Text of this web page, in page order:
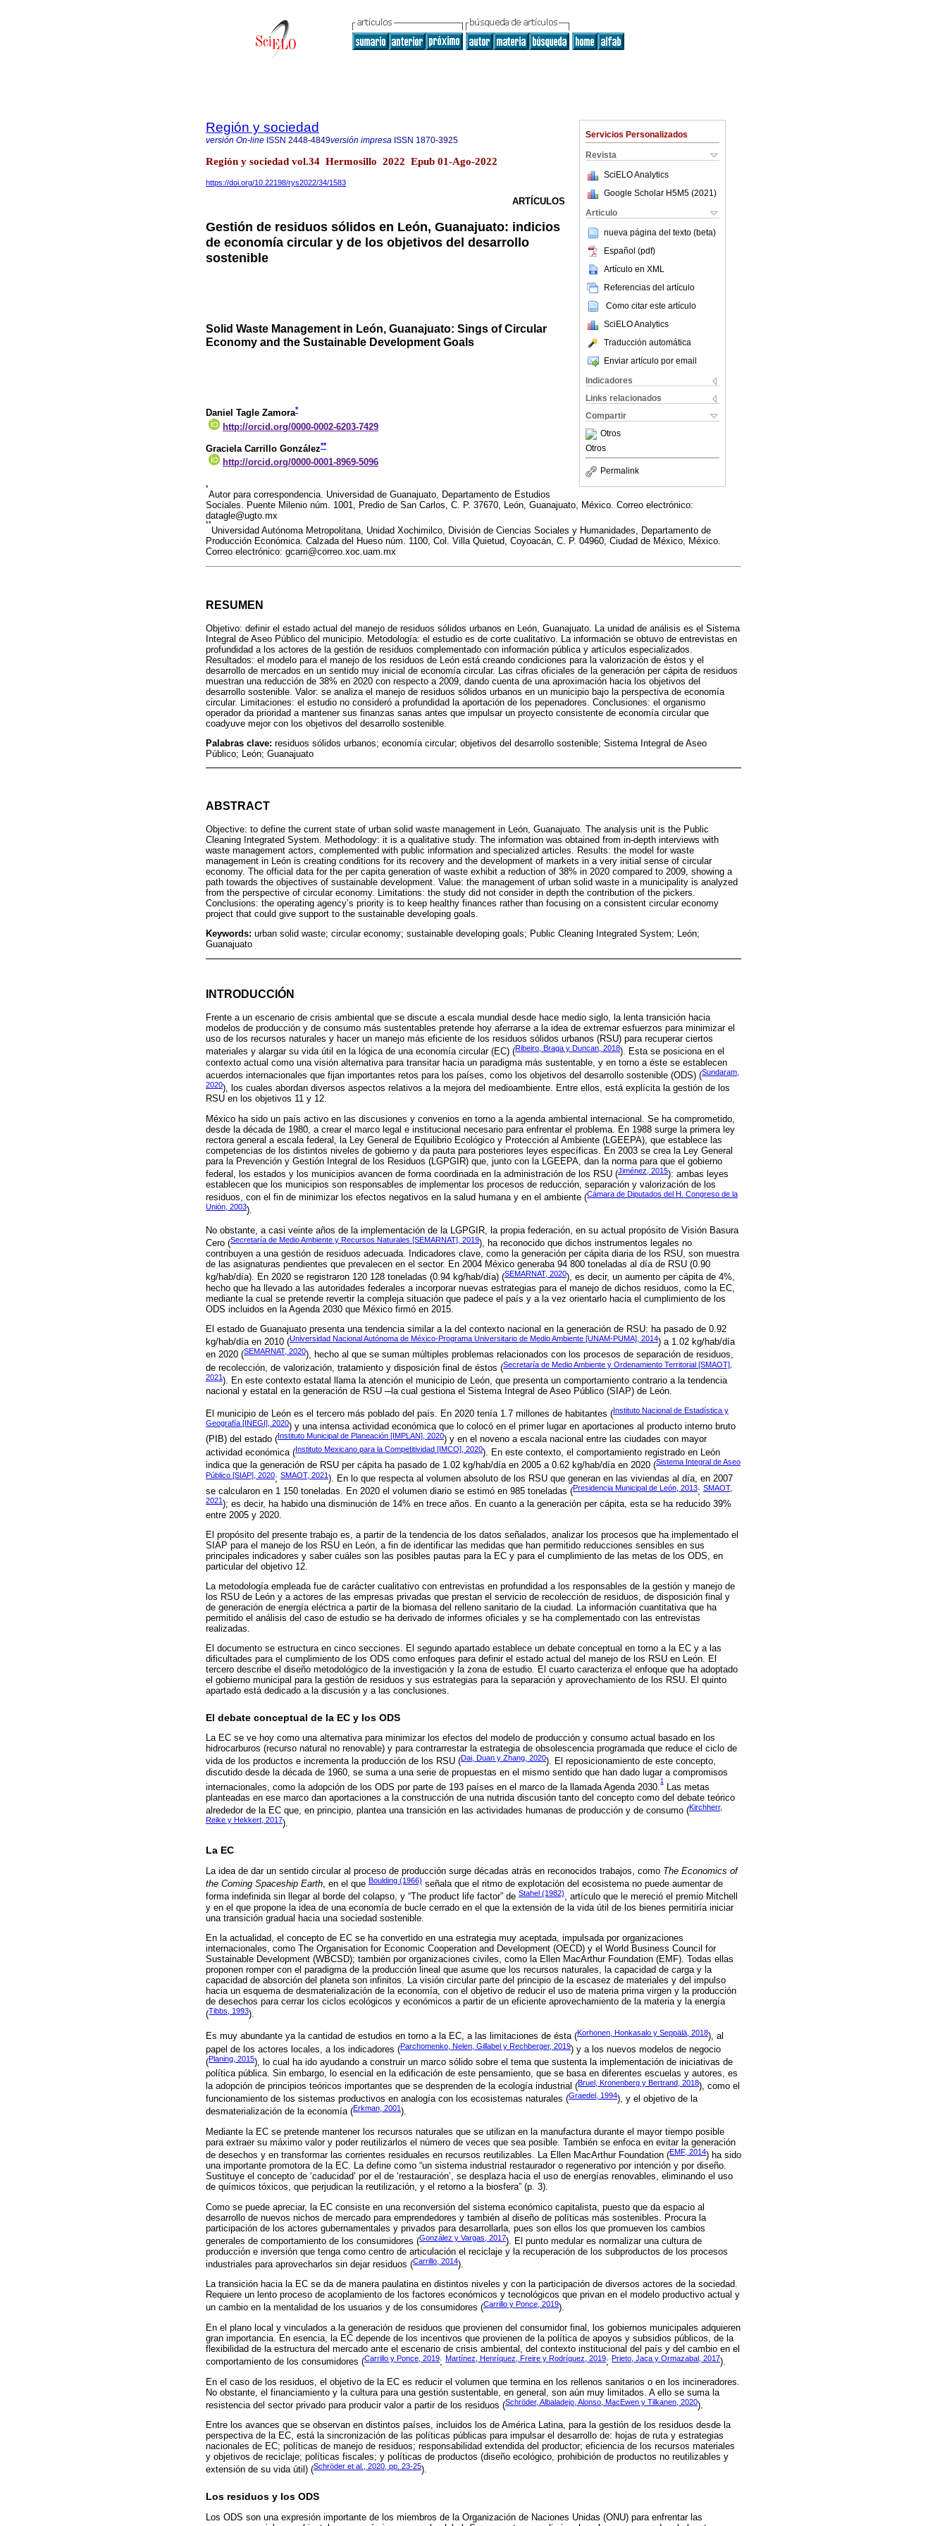
Servicios Personalizados
Revista
SciELO Analytics
Google Scholar H5M5 (2021 )
Articulo
nueva página del texto (beta)
Español (pdf)
Artículo en XML
Referencias del artículo
Como citar este artículo
SciELO Analytics
Traducción automática
Enviar artículo por email
Indicadores
Links relacionados
Compartir
Otros
Otros
Permalink
Región y sociedad
versión On-line ISSN 2448-4849versión impresa ISSN 1870-3925
Región y sociedad vol.34 Hermosillo 2022 Epub 01-Ago-2022
https://doi.org/10.22198/rys2022/34/1583
ARTÍCULOS
Gestión de residuos sólidos en León, Guanajuato: indicios
de economía circular y de los objetivos del desarrollo
sostenible
Solid Waste Management in León, Guanajuato: Sings of Circular
Economy and the Sustainable Development Goals
Daniel Tagle Zamora*
http://orcid.org/0000-0002-6203-7429
Graciela Carrillo González**
http://orcid.org/0000-0001-8969-5096
*
Autor para correspondencia. Universidad de Guanajuato, Departamento de Estudios
Sociales. Puente Milenio núm. 1001, Predio de San Carlos, C. P. 37670, León, Guanajuato, México. Correo electrónico:
datagle@ugto.mx
**
Universidad Autónoma Metropolitana, Unidad Xochimilco, División de Ciencias Sociales y Humanidades, Departamento de
Producción Económica. Calzada del Hueso núm. 1100, Col. Villa Quietud, Coyoacán, C. P. 04960, Ciudad de México, México.
Correo electrónico: gcarri@correo.xoc.uam.mx
RESUMEN
Objetivo: definir el estado actual del manejo de residuos sólidos urbanos en León, Guanajuato. La unidad de análisis es el Sistema
Integral de Aseo Público del municipio. Metodología: el estudio es de corte cualitativo. La información se obtuvo de entrevistas en
profundidad a los actores de la gestión de residuos complementado con información pública y artículos especializados.
Resultados: el modelo para el manejo de los residuos de León está creando condiciones para la valorización de éstos y el
desarrollo de mercados en un sentido muy inicial de economía circular. Las cifras oficiales de la generación per cápita de residuos
muestran una reducción de 38% en 2020 con respecto a 2009, dando cuenta de una aproximación hacia los objetivos del
desarrollo sostenible. Valor: se analiza el manejo de residuos sólidos urbanos en un municipio bajo la perspectiva de economía
circular. Limitaciones: el estudio no consideró a profundidad la aportación de los pepenadores. Conclusiones: el organismo
operador da prioridad a mantener sus finanzas sanas antes que impulsar un proyecto consistente de economía circular que
coadyuve mejor con los objetivos del desarrollo sostenible.
Palabras clave: residuos sólidos urbanos; economía circular; objetivos del desarrollo sostenible; Sistema Integral de Aseo
Público; León; Guanajuato
ABSTRACT
Objective: to define the current state of urban solid waste management in León, Guanajuato. The analysis unit is the Public
Cleaning Integrated System. Methodology: it is a qualitative study. The information was obtained from in-depth interviews with
waste management actors, complemented with public information and specialized articles. Results: the model for waste
management in León is creating conditions for its recovery and the development of markets in a very initial sense of circular
economy. The official data for the per capita generation of waste exhibit a reduction of 38% in 2020 compared to 2009, showing a
path towards the objectives of sustainable development. Value: the management of urban solid waste in a municipality is analyzed
from the perspective of circular economy. Limitations: the study did not consider in depth the contribution of the pickers.
Conclusions: the operating agency’s priority is to keep healthy finances rather than focusing on a consistent circular economy
project that could give support to the sustainable developing goals.
Keywords: urban solid waste; circular economy; sustainable developing goals; Public Cleaning Integrated System; León;
Guanajuato
INTRODUCCIÓN
Frente a un escenario de crisis ambiental que se discute a escala mundial desde hace medio siglo, la lenta transición hacia
modelos de producción y de consumo más sustentables pretende hoy aferrarse a la idea de extremar esfuerzos para minimizar el
uso de los recursos naturales y hacer un manejo más eficiente de los residuos sólidos urbanos (RSU) para recuperar ciertos
materiales y alargar su vida útil en la lógica de una economía circular (EC) (Ribeiro, Braga y Duncan, 2018). Esta se posiciona en el
contexto actual como una visión alternativa para transitar hacia un paradigma más sustentable, y en torno a éste se establecen
acuerdos internacionales que fijan importantes retos para los países, como los objetivos del desarrollo sostenible (ODS) (Sundaram,
2020), los cuales abordan diversos aspectos relativos a la mejora del medioambiente. Entre ellos, está explícita la gestión de los
RSU en los objetivos 11 y 12.
México ha sido un país activo en las discusiones y convenios en torno a la agenda ambiental internacional. Se ha comprometido,
desde la década de 1980, a crear el marco legal e institucional necesario para enfrentar el problema. En 1988 surge la primera ley
rectora general a escala federal, la Ley General de Equilibrio Ecológico y Protección al Ambiente (LGEEPA), que establece las
competencias de los distintos niveles de gobierno y da pauta para posteriores leyes específicas. En 2003 se crea la Ley General
para la Prevención y Gestión Integral de los Residuos (LGPGIR) que, junto con la LGEEPA, dan la norma para que el gobierno
federal, los estados y los municipios avancen de forma coordinada en la administración de los RSU (Jiménez, 2015): ambas leyes
establecen que los municipios son responsables de implementar los procesos de reducción, separación y valorización de los
residuos, con el fin de minimizar los efectos negativos en la salud humana y en el ambiente (Cámara de Diputados del H. Congreso de la
Unión, 2003).
No obstante, a casi veinte años de la implementación de la LGPGIR, la propia federación, en su actual propósito de Visión Basura
Cero (Secretaría de Medio Ambiente y Recursos Naturales [SEMARNAT], 2019), ha reconocido que dichos instrumentos legales no
contribuyen a una gestión de residuos adecuada. Indicadores clave, como la generación per cápita diaria de los RSU, son muestra
de las asignaturas pendientes que prevalecen en el sector. En 2004 México generaba 94 800 toneladas al día de RSU (0.90
kg/hab/día). En 2020 se registraron 120 128 toneladas (0.94 kg/hab/día) (SEMARNAT, 2020), es decir, un aumento per cápita de 4%,
hecho que ha llevado a las autoridades federales a incorporar nuevas estrategias para el manejo de dichos residuos, como la EC,
mediante la cual se pretende revertir la compleja situación que padece el país y a la vez orientarlo hacia el cumplimiento de los
ODS incluidos en la Agenda 2030 que México firmó en 2015.
El estado de Guanajuato presenta una tendencia similar a la del contexto nacional en la generación de RSU: ha pasado de 0.92
kg/hab/día en 2010 (Universidad Nacional Autónoma de México-Programa Universitario de Medio Ambiente [UNAM-PUMA], 2014) a 1.02 kg/hab/día
en 2020 (SEMARNAT, 2020), hecho al que se suman múltiples problemas relacionados con los procesos de separación de residuos,
de recolección, de valorización, tratamiento y disposición final de éstos (Secretaría de Medio Ambiente y Ordenamiento Territorial [SMAOT],
2021). En este contexto estatal llama la atención el municipio de León, que presenta un comportamiento contrario a la tendencia
nacional y estatal en la generación de RSU ─la cual gestiona el Sistema Integral de Aseo Público (SIAP) de León.
El municipio de León es el tercero más poblado del país. En 2020 tenía 1.7 millones de habitantes (Instituto Nacional de Estadística y
Geografía [INEGI], 2020) y una intensa actividad económica que lo colocó en el primer lugar en aportaciones al producto interno bruto
(PIB) del estado ( Instituto Municipal de Planeación [IMPLAN], 2020) y en el noveno a escala nacional entre las ciudades con mayor
actividad económica (Instituto Mexicano para la Competitividad [IMCO], 2020). En este contexto, el comportamiento registrado en León
indica que la generación de RSU per cápita ha pasado de 1.02 kg/hab/día en 2005 a 0.62 kg/hab/día en 2020 (Sistema Integral de Aseo
Público [SIAP], 2020; SMAOT, 2021). En lo que respecta al volumen absoluto de los RSU que generan en las viviendas al día, en 2007
se calcularon en 1 150 toneladas. En 2020 el volumen diario se estimó en 985 toneladas (Presidencia Municipal de León, 2013; SMAOT,
2021 ); es decir, ha habido una disminución de 14% en trece años. En cuanto a la generación per cápita, esta se ha reducido 39%
entre 2005 y 2020.
El propósito del presente trabajo es, a partir de la tendencia de los datos señalados, analizar los procesos que ha implementado el
SIAP para el manejo de los RSU en León, a fin de identificar las medidas que han permitido reducciones sensibles en sus
principales indicadores y saber cuáles son las posibles pautas para la EC y para el cumplimiento de las metas de los ODS, en
particular del objetivo 12.
La metodología empleada fue de carácter cualitativo con entrevistas en profundidad a los responsables de la gestión y manejo de
los RSU de León y a actores de las empresas privadas que prestan el servicio de recolección de residuos, de disposición final y
de generación de energía eléctrica a partir de la biomasa del relleno sanitario de la ciudad. La información cuantitativa que ha
permitido el análisis del caso de estudio se ha derivado de informes oficiales y se ha complementado con las entrevistas
realizadas.
El documento se estructura en cinco secciones. El segundo apartado establece un debate conceptual en torno a la EC y a las
dificultades para el cumplimiento de los ODS como enfoques para definir el estado actual del manejo de los RSU en León. El
tercero describe el diseño metodológico de la investigación y la zona de estudio. El cuarto caracteriza el enfoque que ha adoptado
el gobierno municipal para la gestión de residuos y sus estrategias para la separación y aprovechamiento de los RSU. El quinto
apartado está dedicado a la discusión y a las conclusiones.
El debate conceptual de la EC y los ODS
La EC se ve hoy como una alternativa para minimizar los efectos del modelo de producción y consumo actual basado en los
hidrocarburos (recurso natural no renovable) y para contrarrestar la estrategia de obsolescencia programada que reduce el ciclo de
vida de los productos e incrementa la producción de los RSU (Dai, Duan y Zhang, 2020). El reposicionamiento de este concepto,
discutido desde la década de 1960, se suma a una serie de propuestas en el mismo sentido que han dado lugar a compromisos
internacionales, como la adopción de los ODS por parte de 193 países en el marco de la llamada Agenda 2030.
1
Las metas
planteadas en ese marco dan aportaciones a la construcción de una nutrida discusión tanto del concepto como del debate teórico
alrededor de la EC que, en principio, plantea una transición en las actividades humanas de producción y de consumo (Kirchherr,
Reike y Hekkert, 2017).
La EC
La idea de dar un sentido circular al proceso de producción surge décadas atrás en reconocidos trabajos, como The Economics of
the Coming Spaceship Earth, en el que Boulding (1966) señala que el ritmo de explotación del ecosistema no puede aumentar de
forma indefinida sin llegar al borde del colapso, y “The product life factor” de Stahel (1982), artículo que le mereció el premio Mitchell
y en el que propone la idea de una economía de bucle cerrado en el que la extensión de la vida útil de los bienes permitiría iniciar
una transición gradual hacia una sociedad sostenible.
En la actualidad, el concepto de EC se ha convertido en una estrategia muy aceptada, impulsada por organizaciones
internacionales, como The Organisation for Economic Cooperation and Development (OECD) y el World Business Council for
Sustainable Development (WBCSD); también por organizaciones civiles, como la Ellen MacArthur Foundation (EMF). Todas ellas
proponen romper con el paradigma de la producción lineal que asume que los recursos naturales, la capacidad de carga y la
capacidad de absorción del planeta son infinitos. La visión circular parte del principio de la escasez de materiales y del impulso
hacia un esquema de desmaterialización de la economía, con el objetivo de reducir el uso de materia prima virgen y la producción
de desechos para cerrar los ciclos ecológicos y económicos a partir de un eficiente aprovechamiento de la materia y la energía
(Tibbs, 1993).
Es muy abundante ya la cantidad de estudios en torno a la EC, a las limitaciones de ésta (Korhonen, Honkasalo y Seppälä, 2018), al
papel de los actores locales, a los indicadores (Parchomenko, Nelen, Gillabel y Rechberger, 2019) y a los nuevos modelos de negocio
(Planing, 2015), lo cual ha ido ayudando a construir un marco sólido sobre el tema que sustenta la implementación de iniciativas de
política pública. Sin embargo, lo esencial en la edificación de este pensamiento, que se basa en diferentes escuelas y autores, es
la adopción de principios teóricos importantes que se desprenden de la ecología industrial (Bruel, Kronenberg y Bertrand, 2018), como el
funcionamiento de los sistemas productivos en analogía con los ecosistemas naturales (Graedel, 1994), y el objetivo de la
desmaterialización de la economía (Erkman, 2001 ).
Mediante la EC se pretende mantener los recursos naturales que se utilizan en la manufactura durante el mayor tiempo posible
para extraer su máximo valor y poder reutilizarlos el número de veces que sea posible. También se enfoca en evitar la generación
de desechos y en transformar las corrientes residuales en recursos reutilizables. La Ellen MacArthur Foundation (EMF, 2014) ha sido
una importante promotora de la EC. La define como “un sistema industrial restaurador o regenerativo por intención y por diseño.
Sustituye el concepto de ‘caducidad’ por el de ‘restauración’, se desplaza hacia el uso de energías renovables, eliminando el uso
de químicos tóxicos, que perjudican la reutilización, y el retorno a la biosfera” (p. 3).
Como se puede apreciar, la EC consiste en una reconversión del sistema económico capitalista, puesto que da espacio al
desarrollo de nuevos nichos de mercado para emprendedores y también al diseño de políticas más sostenibles. Procura la
participación de los actores gubernamentales y privados para desarrollarla, pues son ellos los que promueven los cambios
generales de comportamiento de los consumidores (González y Vargas, 2017). El punto medular es normalizar una cultura de
producción e inversión que tenga como centro de articulación el reciclaje y la recuperación de los subproductos de los procesos
industriales para aprovecharlos sin dejar residuos (Carrillo, 2014).
La transición hacia la EC se da de manera paulatina en distintos niveles y con la participación de diversos actores de la sociedad.
Requiere un lento proceso de acoplamiento de los factores económicos y tecnológicos que privan en el modelo productivo actual y
un cambio en la mentalidad de los usuarios y de los consumidores (Carrillo y Ponce, 2019).
En el plano local y vinculados a la generación de residuos que provienen del consumidor final, los gobiernos municipales adquieren
gran importancia. En esencia, la EC depende de los incentivos que provienen de la política de apoyos y subsidios públicos, de la
flexibilidad de la estructura del mercado ante el escenario de crisis ambiental, del contexto institucional del país y del cambio en el
comportamiento de los consumidores (Carrillo y Ponce, 2019; Martínez, Henríquez, Freire y Rodríguez, 2019; Prieto, Jaca y Ormazabal, 2017).
En el caso de los residuos, el objetivo de la EC es reducir el volumen que termina en los rellenos sanitarios o en los incineradores.
No obstante, el financiamiento y la cultura para una gestión sustentable, en general, son aún muy limitados. A ello se suma la
resistencia del sector privado para producir valor a partir de los residuos (Schröder, Albaladejo, Alonso, MacEwen y Tilkanen, 2020).
Entre los avances que se observan en distintos países, incluidos los de América Latina, para la gestión de los residuos desde la
perspectiva de la EC, está la sincronización de las políticas públicas para impulsar el desarrollo de: hojas de ruta y estrategias
nacionales de EC; políticas de manejo de residuos; responsabilidad extendida del productor; eficiencia de los recursos materiales
y objetivos de reciclaje; políticas fiscales; y políticas de productos (diseño ecológico, prohibición de productos no reutilizables y
extensión de su vida útil) (Schröder et al., 2020, pp. 23-25).
Los residuos y los ODS
Los ODS son una expresión importante de los miembros de la Organización de Naciones Unidas (ONU) para enfrentar las